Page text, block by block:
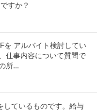
すか？
を アルバイト検討してい
仕事内容について質問で
所...
しているものです。給与